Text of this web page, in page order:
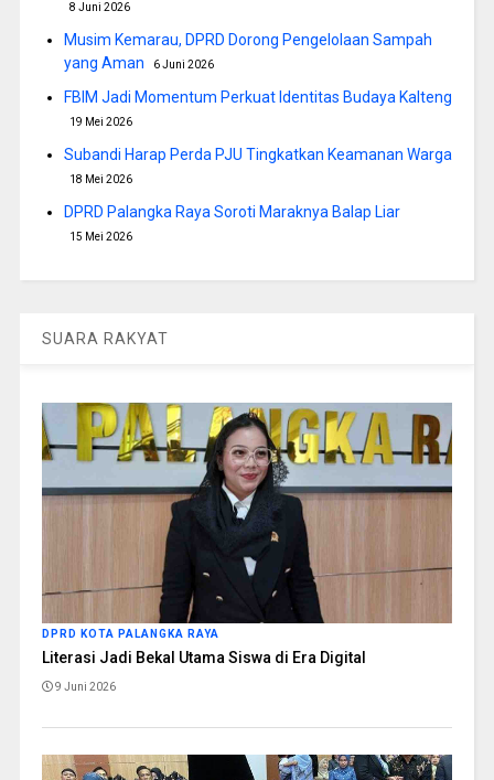
8 Juni 2026
Musim Kemarau, DPRD Dorong Pengelolaan Sampah
yang Aman
6 Juni 2026
FBIM Jadi Momentum Perkuat Identitas Budaya Kalteng
19 Mei 2026
Subandi Harap Perda PJU Tingkatkan Keamanan Warga
18 Mei 2026
DPRD Palangka Raya Soroti Maraknya Balap Liar
15 Mei 2026
SUARA RAKYAT
DPRD KOTA PALANGKA RAYA
Literasi Jadi Bekal Utama Siswa di Era Digital
9 Juni 2026